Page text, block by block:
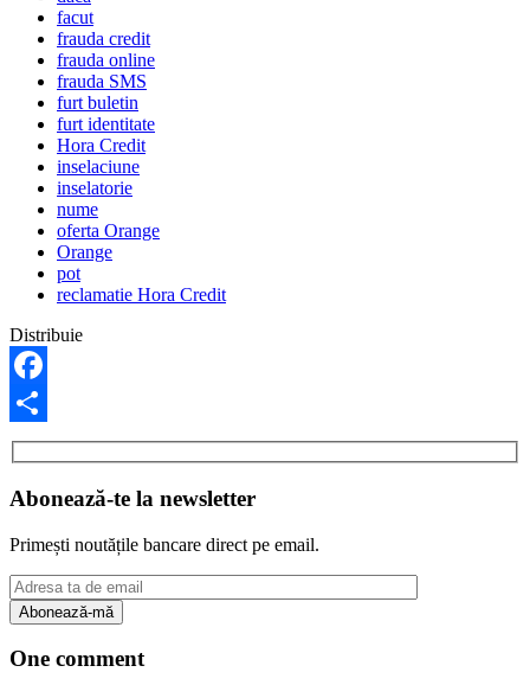
facut
frauda credit
frauda online
frauda SMS
furt buletin
furt identitate
Hora Credit
inselaciune
inselatorie
nume
oferta Orange
Orange
pot
reclamatie Hora Credit
Distribuie
Facebook
Share
Abonează-te la newsletter
Primești noutățile bancare direct pe email.
One comment